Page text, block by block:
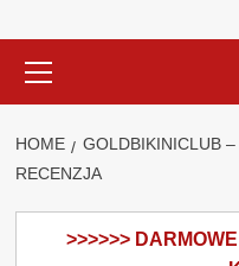
Menu
HOME
GOLDBIKINICLUB
RECENZJA
>>>>>>